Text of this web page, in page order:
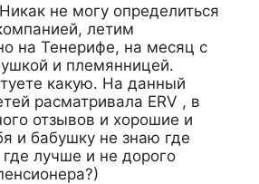
не могу определиться
летим
на Тенерифе, на месяц с
и племянницей.
какую. На данный
расматривала ERV , в
отзывов и хорошие и
и бабушку не знаю где
лучше и не дорого